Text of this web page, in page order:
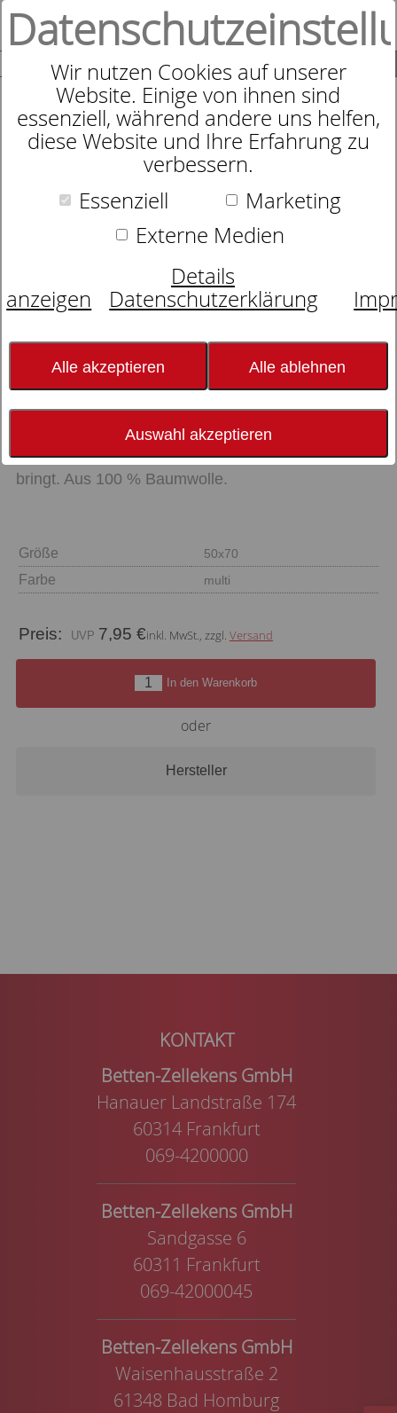
Wir nutzen Cookies auf unserer
Website. Einige von ihnen sind
essenziell, während andere uns helfen,
diese Website und Ihre Erfahrung zu
verbessern.
Essenziell
Marketing
Externe Medien
Details
anzeigen
Datenschutzerklärung
Alle akzeptieren Alle ablehnen
Auswahl akzeptieren
SUCHE
Geschirrtuch Positano
GESCHIRRTUCH: Kunstvolles Aquarell-Dessin
und saugstarke Qualität – ein praktischer Helfer,
der italienisches Lebensgefühl in die Küche
bringt. Aus 100 % Baumwolle.
Größe 50x70
Farbe multi
Preis: 7,95 €inkl. MwSt., zzgl. Versand
In den Warenkorb
oder
Hersteller
Betten-Zellekens GmbH
Hanauer Landstraße 174
60314 Frankfurt
069-4200000
Betten-Zellekens GmbH
Sandgasse 6
60311 Frankfurt
069-42000045
Betten-Zellekens GmbH
Waisenhausstraße 2
61348 Bad Homburg